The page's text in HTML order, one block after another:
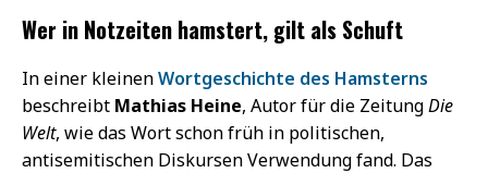
Wer in Notzeiten hamstert, gilt als Schuft
In einer kleinenWortgeschichte des Hamsterns
beschreibt Mathias Heine, Autor für die ZeitungDie
Welt, wie das Wort schon früh in politischen,
antisemitischen Diskursen Verwendung fand. Das